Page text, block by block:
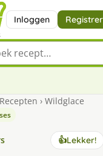
Inloggen
een recept
Recepten › Wildglace
👍Lekker!